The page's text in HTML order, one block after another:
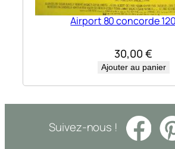
Airport 80 concorde
30,00 €
Ajouter au panier
Suivez-nous !